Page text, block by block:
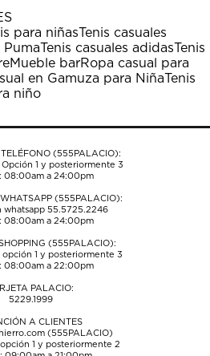
para niñasTenis casuales
PumaTenis casuales adidasTenis
Mueble barRopa casual para
en Gamuza para NiñaTenis
niño
TELÉFONO (555PALACIO):
1 y posteriormente 3
08:00am a 24:00pm
(555PALACIO):
whatsapp 55.5725.2246
08:00am a 24:00pm
(555PALACIO):
opción 1 y posteriormente 3
08:00am a 22:00pm
PALACIO:
5229.1999
A CLIENTES
(555PALACIO)
1 y posteriormente 2